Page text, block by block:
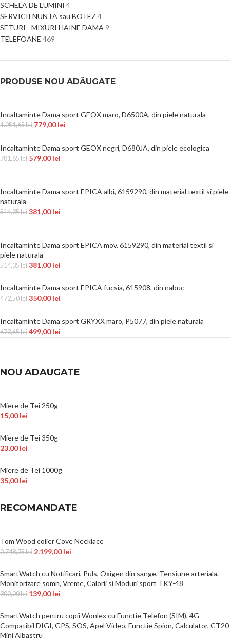
SCHELA DE LUMINI 4
SERVICII NUNTA sau BOTEZ 4
SETURI - MIXURI HAINE DAMA 9
TELEFOANE 469
PRODUSE NOU ADĂUGATE
Incaltaminte Dama sport GEOX maro, D6500A, din piele naturala
1.051,65lei 779,00lei
Incaltaminte Dama sport GEOX negri, D680JA, din piele ecologica
781,65lei 579,00lei
Incaltaminte Dama sport EPICA albi, 6159290, din material textil si piele
naturala
514,35lei 381,00lei
Incaltaminte Dama sport EPICA mov, 6159290, din material textil si
piele naturala
514,35lei 381,00lei
Incaltaminte Dama sport EPICA fucsia, 615908, din nabuc
472,50lei 350,00lei
Incaltaminte Dama sport GRYXX maro, P5077, din piele naturala
673,65lei 499,00lei
NOU ADAUGATE
Miere de Tei 250g
15,00lei
Miere de Tei 350g
23,00lei
Miere de Tei 1000g
35,00lei
RECOMANDATE
Tom Wood colier Cove Necklace
2.748,75lei 2.199,00lei
SmartWatch cu Notificari, Puls, Oxigen din sange, Tensiune arteriala,
Monitorizare somn, Vreme, Calorii si Moduri sport TKY-48
300,00lei 139,00lei
SmartWatch pentru copii Wonlex cu Functie Telefon (SIM), 4G -
Compatibil DIGI, GPS, SOS, Apel Video, Functie Spion, Calculator, CT20
Mini Albastru